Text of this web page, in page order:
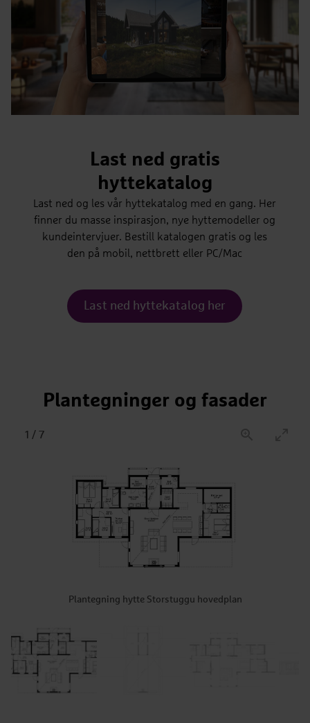
Last ned gratis
hyttekatalog
Last ned og les vår hyttekatalog med en gang. Her
finner du masse inspirasjon, nye hyttemodeller og
kundeintervjuer. Bestill katalogen gratis og les
den på mobil, nettbrett eller PC/Mac
Last ned hyttekatalog her
Plantegninger og fasader
1 / 7
Plantegning hytte Storstuggu hovedplan